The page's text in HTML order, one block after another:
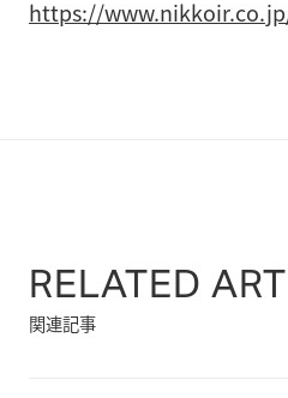
https://
RELATED
関連記事